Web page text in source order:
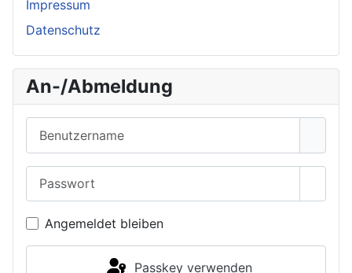
Impressum
Datenschutz
An-/Abmeldung
Angemeldet bleiben
Passkey verwenden